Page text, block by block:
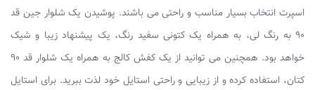
اسپرت انتخاب بسیار مناسب و راحتی می باشند. پوشیدن یک شلوار جین قد
۹۰ به رنگ لی، به همراه یک کتونی سفید رنگ، یک پیشنهاد زیبا و شیک
خواهد بود. همچنین می توانید از یک کفش کالج به همراه یک شلوار قد ۹۰
کتان، استفاده کرده و از زیبایی و راحتی استایل خود لذت ببرید. برای استایل